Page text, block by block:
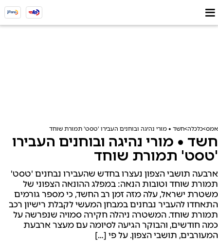
אמס כלכלה חשד • מורי נהיגה ובוחנים העבירו 'טסט' תמורת שוחד
חשד • מורי נהיגה ובוחנים העבירו
'טסט' תמורת שוחד
ארבעה תושבי הצפון נעצרו בחדש שהעבירו נבחנים 'טסט'
תמורת שוחד וטובות הנאה: במפלג ההונאה הצפוני של
משטרת ישראל, עלה מזה זמן רב החשד, כי מספר גורמים
התאחדו להעביר נבחנים במבחן המעשי לקבלת רישיון רכב
תמורת שוחד. המשטרה ניהלה חקירה סמויה שנפרשה על
כמה חודשים, והבוקר הגיעה לסיומה עם מעצר ארבעת
המעורבים, תושבי הצפון. על פי […]